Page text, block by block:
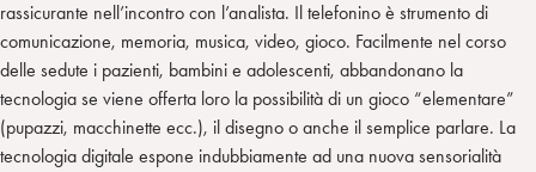
rassicurante nell’incontro con l’analista. Il telefonino è strumento di
comunicazione, memoria, musica, video, gioco. Facilmente nel corso
delle sedute i pazienti, bambini e adolescenti, abbandonano la
tecnologia se viene offerta loro la possibilità di un gioco “elementare”
(pupazzi, macchinette ecc.), il disegno o anche il semplice parlare. La
tecnologia digitale espone indubbiamente ad una nuova sensorialità